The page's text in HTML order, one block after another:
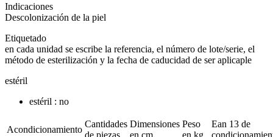
Indicaciones
Descolonización de la piel
Etiquetado
en cada unidad se escribe la referencia, el número de lote/serie, el
método de esterilización y la fecha de caducidad de ser aplicaple
estéril
estéril : no
Acondicionamiento
Cantidades
de piezas
Dimensiones
en cm.
Peso
en kg
Ean 13 de